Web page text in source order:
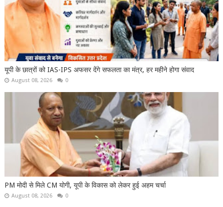
यूपी के छात्रों को IAS-IPS अफसर देंगे सफलता का मंत्र, हर महीने होगा संवाद
August 08, 2026 0
PM मोदी से मिले CM योगी, यूपी के विकास को लेकर हुई अहम चर्चा
August 08, 2026 0